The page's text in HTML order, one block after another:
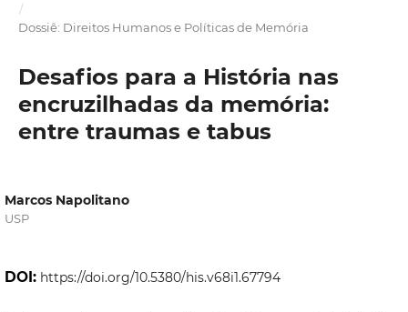
/
Dossiê: Direitos Humanos e Políticas de Memória
Desafios para a História nas
encruzilhadas da memória:
entre traumas e tabus
Marcos Napolitano
USP
DOI: https://doi.org/10.5380/his.v68i1.67794